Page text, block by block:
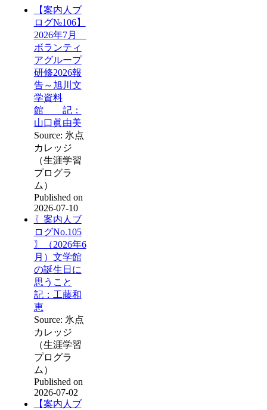
【案内人ブ
ログ№106】
2026年7月
ボランティ
アグループ
研修2026報
告～旭川文
学資料
館 記：
山口眞由美
Source: 氷点
カレッジ
（生涯学習
プログラ
ム）
Published on
2026-07-10
〖案内人ブ
ログNo.105
〗（2026年6
月）文学館
の誕生日に
思うこと
記：工藤和
恵
Source: 氷点
カレッジ
（生涯学習
プログラ
ム）
Published on
2026-07-02
【案内人ブ